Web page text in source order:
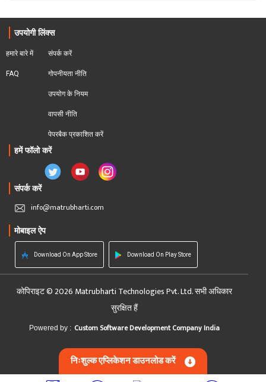
उपयोगी लिंक्स
हमारे बारे में
FAQ
संपर्क करें
गोपनीयता नीति
उपयोग के नियम
वापसी नीति
पेपरबैक प्रकाशित करें
हमें फॉलो करें
संपर्क करें
info@matrubharti.com
मोबाइल ऐप
Download On App Store Download On Play Store
कोपिराइट © 2026 Matrubharti Technologies Pvt. Ltd. सभी अधिकार
सुरक्षित हैं
Powered by : Custom Software Development Company India
निःशुल्क एप्लिकेशन डाउनलोड करें